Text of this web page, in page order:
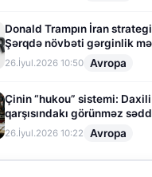
Donald Trampın İran
Şərqdə növbəti gərginlik
26.İyul.2026 10:50 Avropa
Çinin “hukou” sistemi:
qarşısındakı görünməz sədd
26.İyul.2026 10:22 Avropa